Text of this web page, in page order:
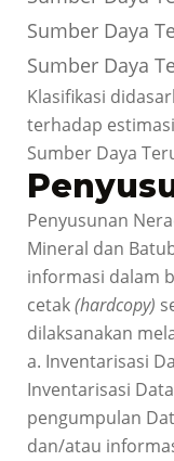
Sumber Daya
Sumber Daya
Klasifikasi
terhadap
Sumber Daya
Penyusunan
Mineral dan
informasi dalam
cetak(hardcopy)
dilaksanakan
a. Inventarisasi
Inventarisasi
pengumpulan
dan/atau